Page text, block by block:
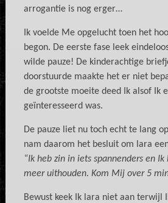
arrogantie is nog erger…
Ik voelde Me opgelucht toen het
begon. De eerste fase leek
wilde pauze! De kinderachtige
doorstuurde maakte het er niet
de grootste moeite deed Ik alsof Ik
geïnteresseerd was.
De pauze liet nu toch echt te lang
nam daarom het besluit om lara
“Ik heb zin in iets spannenders en
meer uithouden. Kom Mij over 5
Bewust keek Ik lara niet aan terwijl